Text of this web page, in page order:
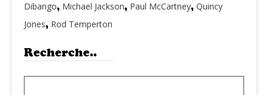
Dibango, Michael Jackson, Paul McCartney, Quincy
Jones, Rod Temperton
Recherche..